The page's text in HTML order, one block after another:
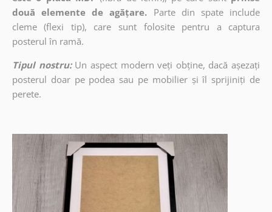
două elemente de agățare. Parte din spate include
cleme (flexi tip), care sunt folosite pentru a captura
posterul în ramă.
Tipul nostru: Un aspect modern veți obține, dacă așezați
posterul doar pe podea sau pe mobilier și îl sprijiniți de
perete.